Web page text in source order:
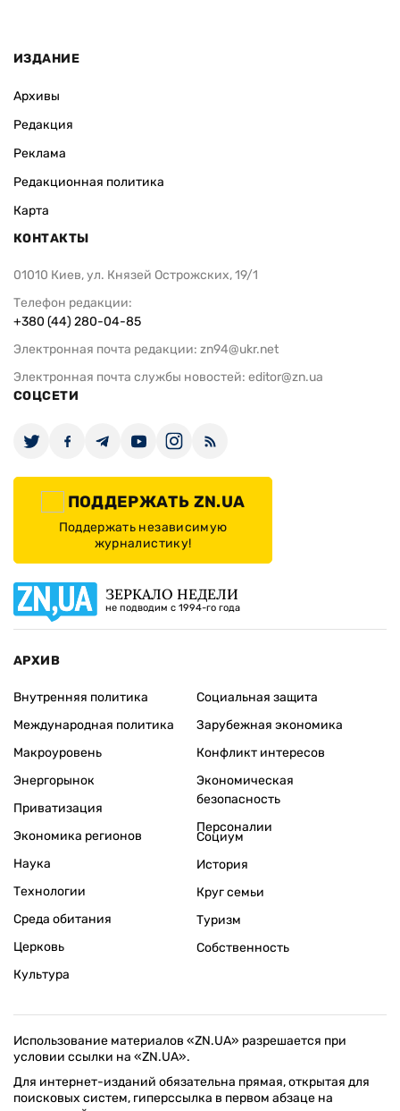
ИЗДАНИЕ
Архивы
Редакция
Реклама
Редакционная политика
Карта
КОНТАКТЫ
01010 Киев, ул. Князей Острожских, 19/1
Телефон редакции:
+380 (44) 280-04-85
Электронная почта редакции: zn94@ukr.net
Электронная почта службы новостей: editor@zn.ua
СОЦСЕТИ
ПОДДЕРЖАТЬ ZN.UA
Поддержать независимую
журналистику!
ЗЕРКАЛО НЕДЕЛИ
не подводим с 1994-го года
АРХИВ
Внутренняя политика
Международная политика
Макроуровень
Энергорынок
Приватизация
Экономика регионов
Социальная защита
Зарубежная экономика
Конфликт интересов
Экономическая
безопасность
Персоналии
Наука
Технологии
Среда обитания
Церковь
Культура
Социум
История
Круг семьи
Туризм
Собственность
Использование материалов «ZN.UA» разрешается при
условии ссылки на «ZN.UA».
Для интернет-изданий обязательна прямая, открытая для
поисковых систем, гиперссылка в первом абзаце на